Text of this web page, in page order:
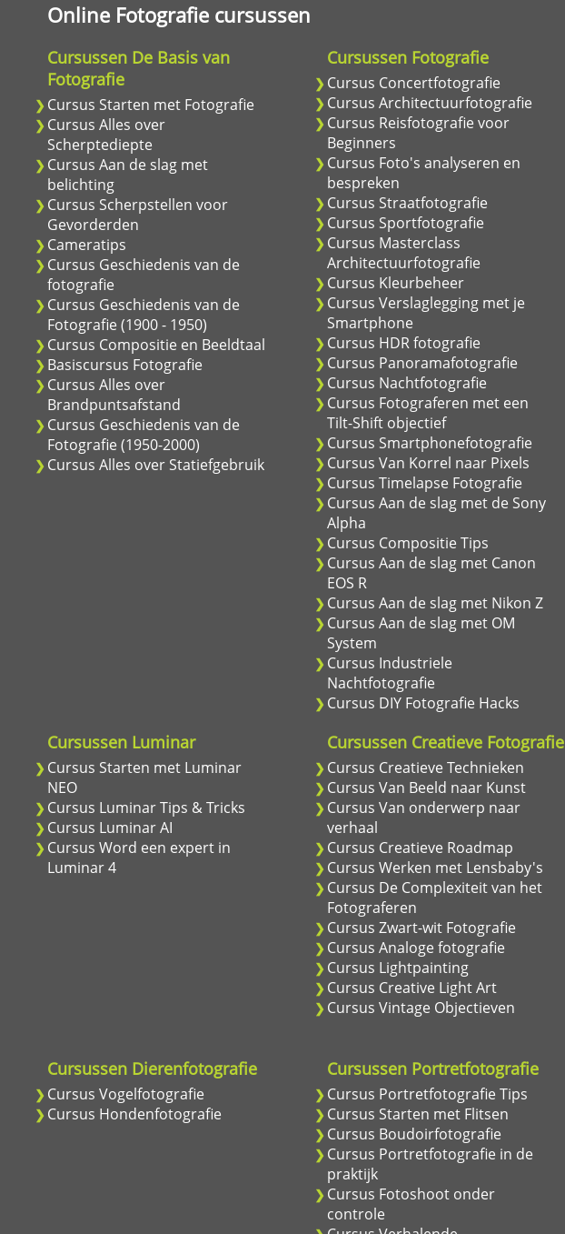
Online Fotografie cursussen
Cursussen De Basis van
Fotografie
Cursus Starten met Fotografie
Cursus Alles over
Scherptediepte
Cursus Aan de slag met
belichting
Cursus Scherpstellen voor
Gevorderden
Cameratips
Cursus Geschiedenis van de
fotografie
Cursus Geschiedenis van de
Fotografie (1900 - 1950)
Cursus Compositie en Beeldtaal
Basiscursus Fotografie
Cursus Alles over
Brandpuntsafstand
Cursus Geschiedenis van de
Fotografie (1950-2000)
Cursus Alles over Statiefgebruik
Cursussen Fotografie
Cursus Concertfotografie
Cursus Architectuurfotografie
Cursus Reisfotografie voor
Beginners
Cursus Foto's analyseren en
bespreken
Cursus Straatfotografie
Cursus Sportfotografie
Cursus Masterclass
Architectuurfotografie
Cursus Kleurbeheer
Cursus Verslaglegging met je
Smartphone
Cursus HDR fotografie
Cursus Panoramafotografie
Cursus Nachtfotografie
Cursus Fotograferen met een
Tilt-Shift objectief
Cursus Smartphonefotografie
Cursus Van Korrel naar Pixels
Cursus Timelapse Fotografie
Cursus Aan de slag met de Sony
Alpha
Cursus Compositie Tips
Cursus Aan de slag met Canon
EOS R
Cursus Aan de slag met Nikon Z
Cursus Aan de slag met OM
System
Cursus Industriele
Nachtfotografie
Cursus DIY Fotografie Hacks
Cursussen Luminar
Cursus Starten met Luminar
NEO
Cursus Luminar Tips & Tricks
Cursus Luminar AI
Cursus Word een expert in
Luminar 4
Cursussen Creatieve Fotografie
Cursus Creatieve Technieken
Cursus Van Beeld naar Kunst
Cursus Van onderwerp naar
verhaal
Cursus Creatieve Roadmap
Cursus Werken met Lensbaby's
Cursus De Complexiteit van het
Fotograferen
Cursus Zwart-wit Fotografie
Cursus Analoge fotografie
Cursus Lightpainting
Cursus Creative Light Art
Cursus Vintage Objectieven
Cursussen Dierenfotografie
Cursus Vogelfotografie
Cursus Hondenfotografie
Cursussen Portretfotografie
Cursus Portretfotografie Tips
Cursus Starten met Flitsen
Cursus Boudoirfotografie
Cursus Portretfotografie in de
praktijk
Cursus Fotoshoot onder
controle